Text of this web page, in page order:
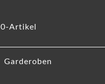
0-Artikel
Garderoben